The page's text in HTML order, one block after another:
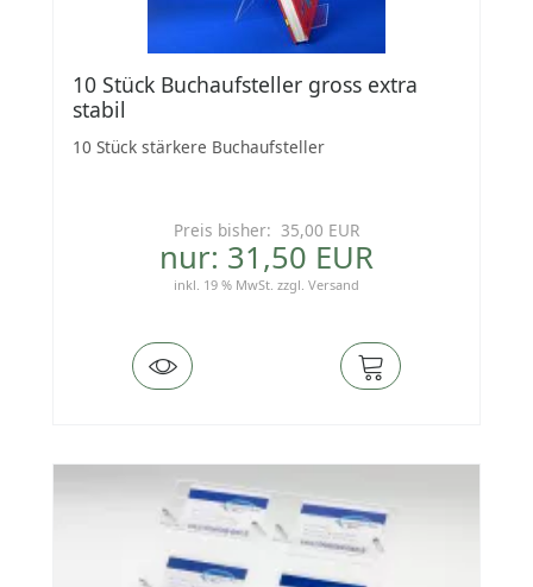
10 Stück Buchaufsteller gross extra
stabil
10 Stück stärkere Buchaufsteller
Preis bisher: 35,00 EUR
nur: 31,50 EUR
inkl. 19 % MwSt. zzgl. Versand